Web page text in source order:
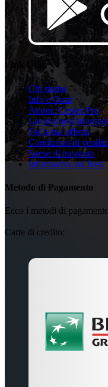
Link Utili
Chi siamo
Info e Orari
Atomic Center Pro
Lavorazioni
Fai la tua offerta
Condizioni di vendita
Spese di trasporto
Informativa sui Resi
Metodo di Pagamento
Ecco i metodi di
Carte di credito: